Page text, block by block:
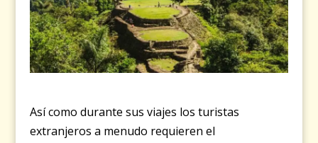
Así como durante sus viajes los turistas
extranjeros a menudo requieren el